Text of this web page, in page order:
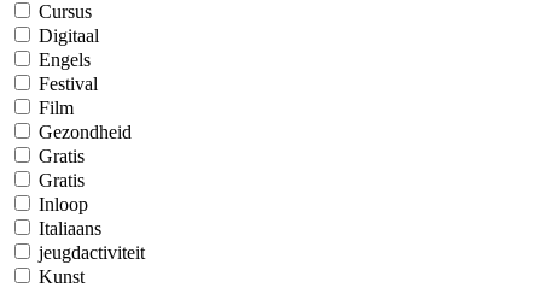
Cursus
Digitaal
Engels
Festival
Film
Gezondheid
Gratis
Gratis
Inloop
Italiaans
jeugdactiviteit
Kunst